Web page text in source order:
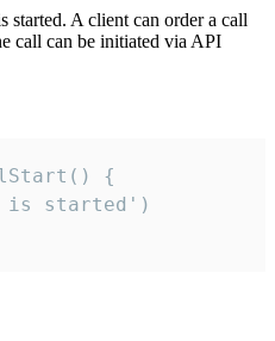
started. A client can order a call
call can be initiated via API
{
started')